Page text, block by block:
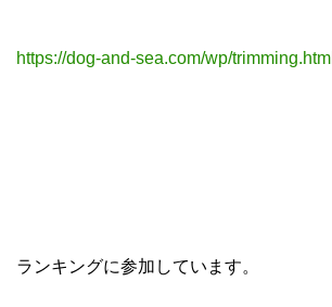
https://dog-and-sea.com/wp/trimming.html
ランキングに参加しています。